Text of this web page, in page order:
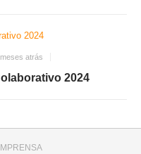
atrás
2024
IMPRENSA